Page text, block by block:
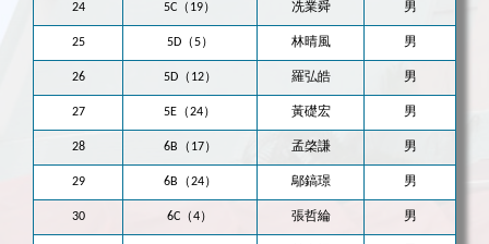
24 5C（19） 冼業舜 男
25 5D（5） 林晴風 男
26 5D（12） 羅弘皓 男
27 5E（24） 黃礎宏 男
28 6B（17） 孟棨謙 男
29 6B（24） 鄔鎬璟 男
30 6C（4） 張哲綸 男